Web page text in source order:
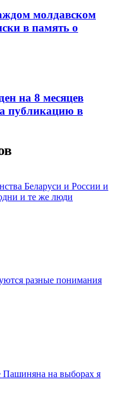
молдавском
в память о
на 8 месяцев
публикацию в
Беларуси и России и
и те же люди
разные понимания
Пашиняна на выборах я